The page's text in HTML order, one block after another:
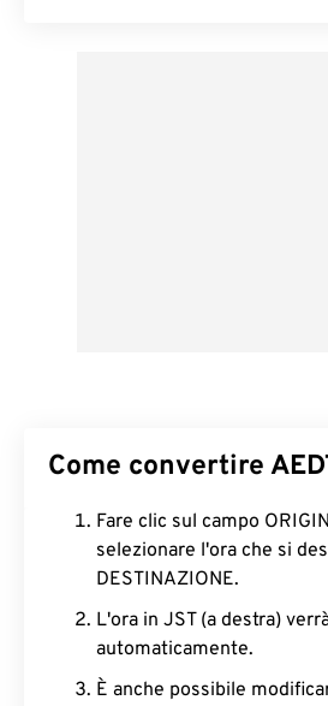
Come convertire
Fare clic sul campo
selezionare l'ora che si
DESTINAZIONE.
L'ora in JST (a destra)
automaticamente.
È anche possibile